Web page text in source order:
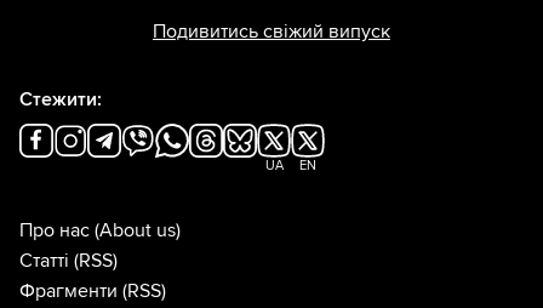
Подивитись свіжий випуск
Стежити:
UA EN
Про нас (About us)
Статті (RSS)
Фрагменти (RSS)